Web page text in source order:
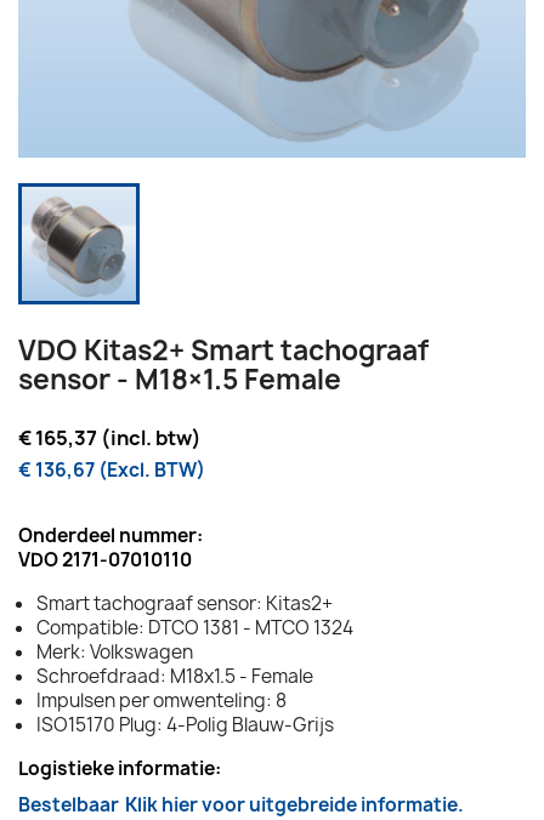
VDO Kitas2+ Smart tachograaf
sensor - M18×1.5 Female
€ 165,37 (incl. btw)
€ 136,67 (Excl. BTW)
Onderdeel nummer:
VDO 2171-07010110
Smart tachograaf sensor: Kitas2+
Compatible: DTCO 1381 - MTCO 1324
Merk: Volkswagen
Schroefdraad: M18x1.5 - Female
Impulsen per omwenteling: 8
ISO15170 Plug: 4-Polig Blauw-Grijs
Logistieke informatie:
Bestelbaar Klik hier voor uitgebreide informatie.